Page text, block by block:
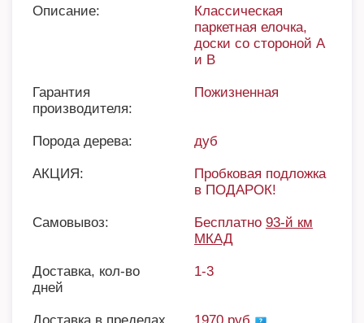
Описание:
Классическая
паркетная елочка,
доски со стороной A
и B
Гарантия
производителя:
Пожизненная
Порода дерева: дуб
АКЦИЯ:
Пробковая подложка
в ПОДАРОК!
Самовывоз: Бесплатно 93-й км
МКАД
Доставка, кол-во
дней
1-3